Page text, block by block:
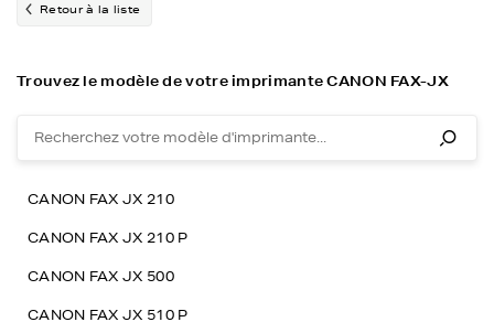
Retour à la liste
Trouvez le modèle de votre imprimante CANON FAX-JX
CANON FAX JX 210
CANON FAX JX 210 P
CANON FAX JX 500
CANON FAX JX 510 P